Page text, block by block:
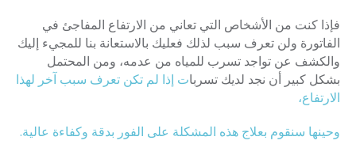
فإذا كنت من الأشخاص التي تعاني من الارتفاع المفاجئ في
الفاتورة ولن تعرف سبب لذلك فعليك بالاستعانة بنا للمجيء إليك
والكشف عن تواجد تسرب للمياه من عدمه، ومن المحتمل
بشكل كبير أن نجد لديك تسربات إذا لم تكن تعرف سبب آخر لهذا
الارتفاع،
وحينها سنقوم بعلاج هذه المشكلة على الفور بدقة وكفاءة عالية.